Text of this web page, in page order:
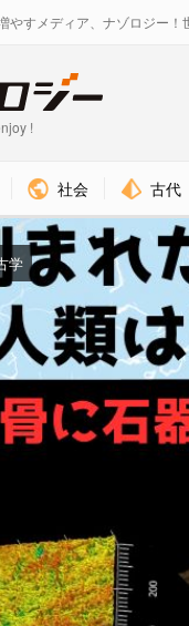
やすメディア、ナゾロジー！
!
社会 古代
学